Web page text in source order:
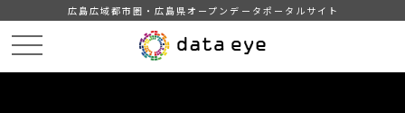
広島広域都市圏・広島県オープンデータポータルサイト